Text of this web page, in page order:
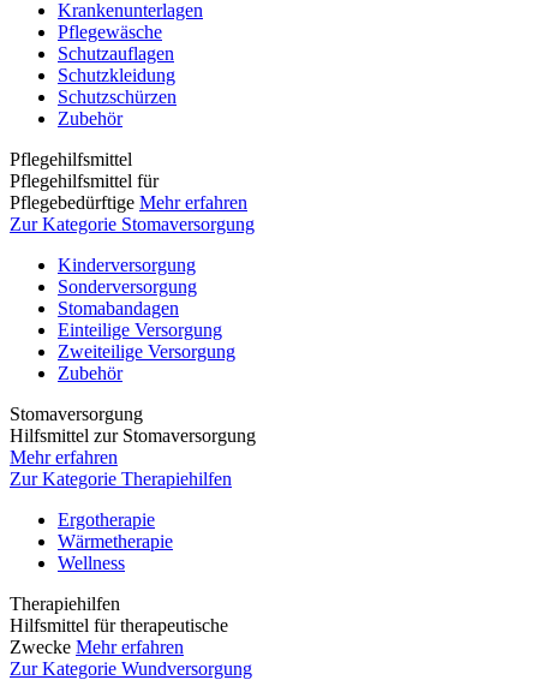
Krankenunterlagen
Pflegewäsche
Schutzauflagen
Schutzkleidung
Schutzschürzen
Zubehör
Pflegehilfsmittel
Pflegehilfsmittel für
Pflegebedürftige Mehr erfahren
Zur Kategorie Stomaversorgung
Kinderversorgung
Sonderversorgung
Stomabandagen
Einteilige Versorgung
Zweiteilige Versorgung
Zubehör
Stomaversorgung
Hilfsmittel zur Stomaversorgung
Mehr erfahren
Zur Kategorie Therapiehilfen
Ergotherapie
Wärmetherapie
Wellness
Therapiehilfen
Hilfsmittel für therapeutische
Zwecke Mehr erfahren
Zur Kategorie Wundversorgung